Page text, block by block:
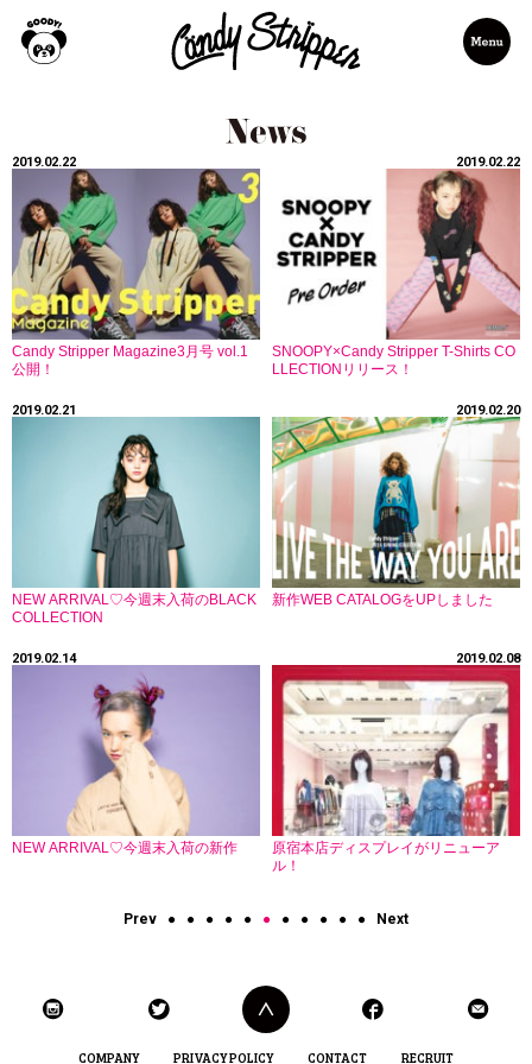
2019.02.22
Candy Stripper Magazine3月号 vol.1
公開！
2019.02.22
SNOOPY×Candy Stripper T-Shirts CO
LLECTIONリリース！
2019.02.21
NEW ARRIVAL♡今週末入荷のBLACK
COLLECTION
2019.02.20
新作WEB CATALOGをUPしました
2019.02.14
NEW ARRIVAL♡今週末入荷の新作
2019.02.08
原宿本店ディスプレイがリニューア
ル！
Prev ● ● ● ● ● ● ● ● ● ● ● Next
COMPANY PRIVACY POLICY CONTACT RECRUIT